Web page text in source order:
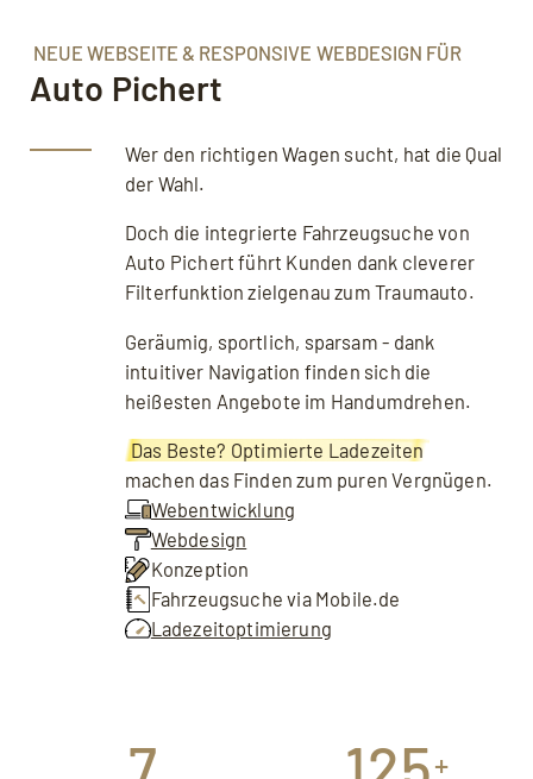
Podcast
Tools
Downloads
NEUE WEBSEITE & RESPONSIVE WEBDESIGN FÜR
Auto Pichert
Wer den richtigen Wagen sucht, hat die Qual
der Wahl.
Doch die integrierte Fahrzeugsuche von
Auto Pichert führt Kunden dank cleverer
Filterfunktion zielgenau zum Traumauto.
Geräumig, sportlich, sparsam - dank
intuitiver Navigation finden sich die
heißesten Angebote im Handumdrehen.
Das Beste? Optimierte Ladezeiten
machen das Finden zum puren Vergnügen.
Webentwicklung
Webdesign
Konzeption
Fahrzeugsuche via Mobile.de
Ladezeitoptimierung
+